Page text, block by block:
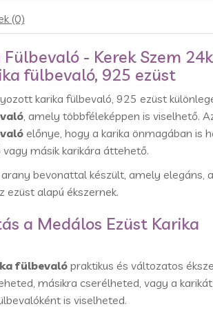
(0)
- Kerek Szem 24k
fülbevaló, 925 ezüst
karika fülbevaló, 925 ezüst
, amely többféleképpen is viselhető.
előnye, hogy a karika önmagában is
másik karikára áttehető.
bevonattal készült, amely elegáns,
ezüst alapú ékszernek.
a Medálos Ezüst Karika
fülbevalópraktikus és változatos
másikra cserélheted, vagy a karikát
is viselheted.